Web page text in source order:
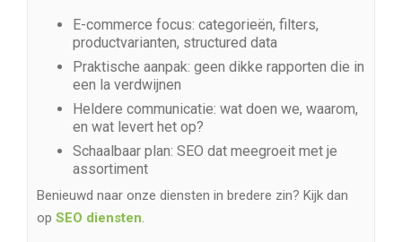
E-commerce focus: categorieën, filters,
productvarianten, structured data
Praktische aanpak: geen dikke rapporten die in
een la verdwijnen
Heldere communicatie: wat doen we, waarom,
en wat levert het op?
Schaalbaar plan: SEO dat meegroeit met je
assortiment
Benieuwd naar onze diensten in bredere zin? Kijk dan
op SEO diensten.